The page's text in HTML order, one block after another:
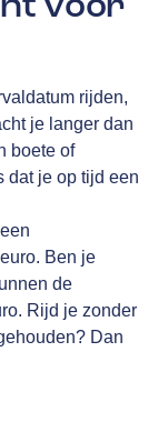
rijden,
je langer dan
boete of
dat je op tijd een
Ben je
de
Rijd je zonder
Dan